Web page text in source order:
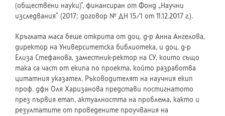
(обществени науки)“, финансиран от Фонд „Научни
изследвания“ (2017; договор № ДН 15/1 от 11.12.2017 г.).
Кръглата маса беше открита от доц. д-р Анна Ангелова,
директор на Университетска библиотека, и доц. д-р
Елиза Стефанова, заместник-ректор на СУ, които също
така са част от екипа по проекта, който разработва
цитатния указател. Ръководителят на научния екип
проф. дфн Оля Харизанова представи постигнатото
през първия етап, актуалността на проблема, както и
резултатите от проведените проучвания на